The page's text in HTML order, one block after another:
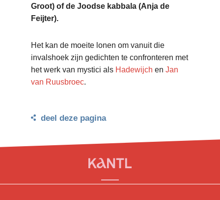
Groot) of de Joodse kabbala (Anja de
Feijter).
Het kan de moeite lonen om vanuit die
invalshoek zijn gedichten te confronteren met
het werk van mystici als Hadewijch en Jan
van Ruusbroec.
deel deze pagina